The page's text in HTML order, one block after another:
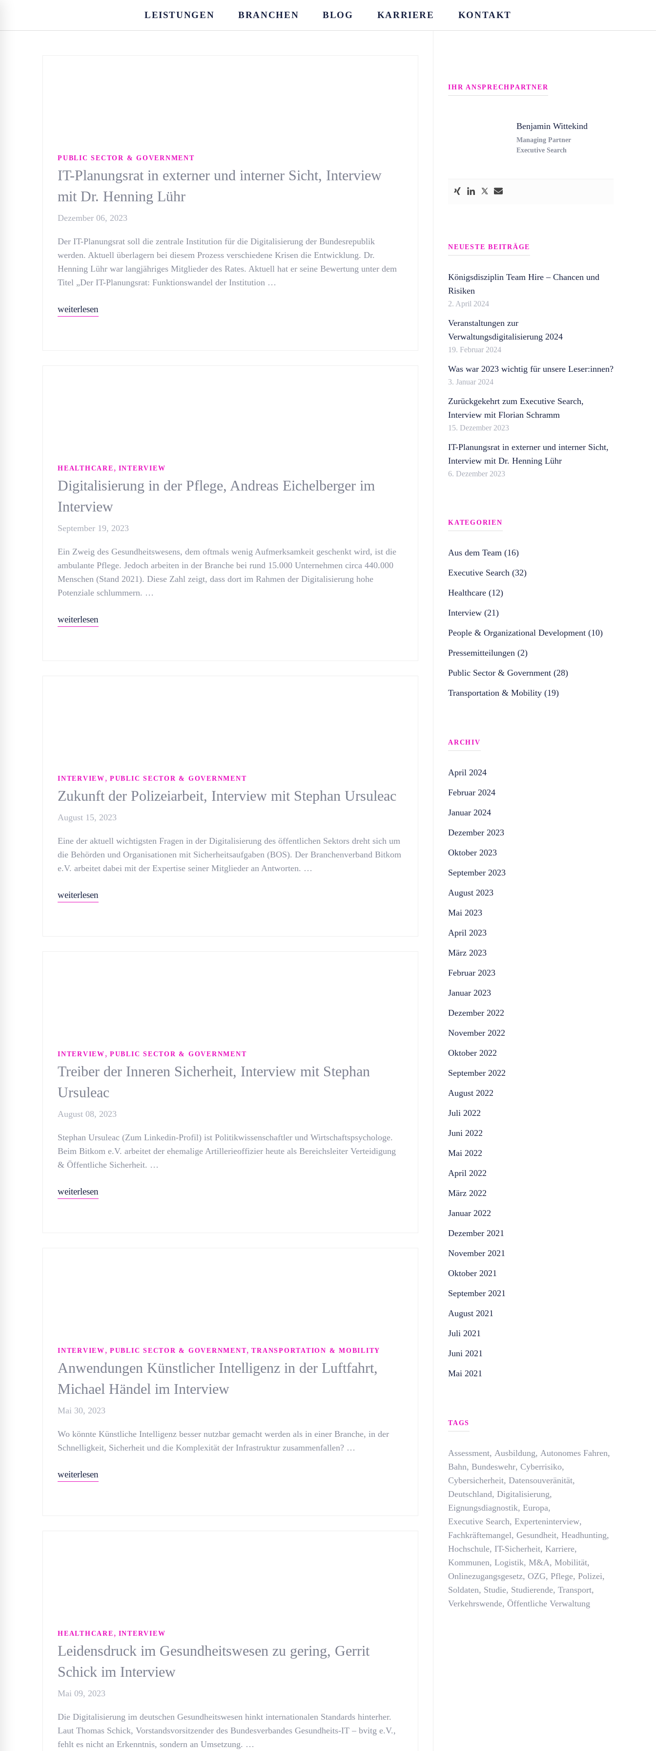
LEISTUNGEN BRANCHEN BLOG KARRIERE KONTAKT
PUBLIC SECTOR & GOVERNMENT
IT-Planungsrat in externer und interner Sicht, Interview
mit Dr. Henning Lühr
Dezember 06, 2023
Der IT-Planungsrat soll die zentrale Institution für die Digitalisierung der Bundesrepublik
werden. Aktuell überlagern bei diesem Prozess verschiedene Krisen die Entwicklung. Dr.
Henning Lühr war langjähriges Mitglieder des Rates. Aktuell hat er seine Bewertung unter dem
Titel „Der IT-Planungsrat: Funktionswandel der Institution …
weiterlesen
HEALTHCARE , INTERVIEW
Digitalisierung in der Pflege, Andreas Eichelberger im
Interview
September 19, 2023
Ein Zweig des Gesundheitswesens, dem oftmals wenig Aufmerksamkeit geschenkt wird, ist die
ambulante Pflege. Jedoch arbeiten in der Branche bei rund 15.000 Unternehmen circa 440.000
Menschen (Stand 2021). Diese Zahl zeigt, dass dort im Rahmen der Digitalisierung hohe
Potenziale schlummern. …
weiterlesen
INTERVIEW , PUBLIC SECTOR & GOVERNMENT
Zukunft der Polizeiarbeit, Interview mit Stephan Ursuleac
August 15, 2023
Eine der aktuell wichtigsten Fragen in der Digitalisierung des öffentlichen Sektors dreht sich um
die Behörden und Organisationen mit Sicherheitsaufgaben (BOS). Der Branchenverband Bitkom
e.V. arbeitet dabei mit der Expertise seiner Mitglieder an Antworten. …
weiterlesen
INTERVIEW , PUBLIC SECTOR & GOVERNMENT
Treiber der Inneren Sicherheit, Interview mit Stephan
Ursuleac
August 08, 2023
Stephan Ursuleac (Zum Linkedin-Profil) ist Politikwissenschaftler und Wirtschaftspsychologe.
Beim Bitkom e.V. arbeitet der ehemalige Artillerieoffizier heute als Bereichsleiter Verteidigung
& Öffentliche Sicherheit. …
weiterlesen
INTERVIEW , PUBLIC SECTOR & GOVERNMENT,TRANSPORTATION & MOBILITY
Anwendungen Künstlicher Intelligenz in der Luftfahrt,
Michael Händel im Interview
Mai 30, 2023
Wo könnte Künstliche Intelligenz besser nutzbar gemacht werden als in einer Branche, in der
Schnelligkeit, Sicherheit und die Komplexität der Infrastruktur zusammenfallen? …
weiterlesen
HEALTHCARE , INTERVIEW
Leidensdruck im Gesundheitswesen zu gering, Gerrit
Schick im Interview
Mai 09, 2023
Die Digitalisierung im deutschen Gesundheitswesen hinkt internationalen Standards hinterher.
Laut Thomas Schick, Vorstandsvorsitzender des Bundesverbandes Gesundheits-IT – bvitg e.V.,
fehlt es nicht an Erkenntnis, sondern an Umsetzung. …
IHR ANSPRECHPARTNER
Benjamin Wittekind
Managing Partner
Executive Search
NEUESTE BEITRÄGE
Königsdisziplin Team Hire – Chancen und
Risiken
2. April 2024
Veranstaltungen zur
Verwaltungsdigitalisierung 2024
19. Februar 2024
Was war 2023 wichtig für unsere Leser:innen?
3. Januar 2024
Zurückgekehrt zum Executive Search,
Interview mit Florian Schramm
15. Dezember 2023
IT-Planungsrat in externer und interner Sicht,
Interview mit Dr. Henning Lühr
6. Dezember 2023
KATEGORIEN
Aus dem Team (16)
Executive Search (32)
Healthcare (12)
Interview (21)
People & Organizational Development (10)
Pressemitteilungen (2)
Public Sector & Government (28)
Transportation & Mobility (19)
ARCHIV
April 2024
Februar 2024
Januar 2024
Dezember 2023
Oktober 2023
September 2023
August 2023
Mai 2023
April 2023
März 2023
Februar 2023
Januar 2023
Dezember 2022
November 2022
Oktober 2022
September 2022
August 2022
Juli 2022
Juni 2022
Mai 2022
April 2022
März 2022
Januar 2022
Dezember 2021
November 2021
Oktober 2021
September 2021
August 2021
Juli 2021
Juni 2021
Mai 2021
TAGS
Assessment, Ausbildung, Autonomes Fahren,
Bahn, Bundeswehr, Cyberrisiko,
Cybersicherheit, Datensouveränität,
Deutschland, Digitalisierung,
Eignungsdiagnostik, Europa,
Executive Search, Experteninterview,
Fachkräftemangel, Gesundheit, Headhunting,
Hochschule, IT-Sicherheit, Karriere,
Kommunen, Logistik, M&A, Mobilität,
Onlinezugangsgesetz, OZG, Pflege, Polizei,
Soldaten, Studie, Studierende, Transport,
Verkehrswende, Öffentliche Verwaltung